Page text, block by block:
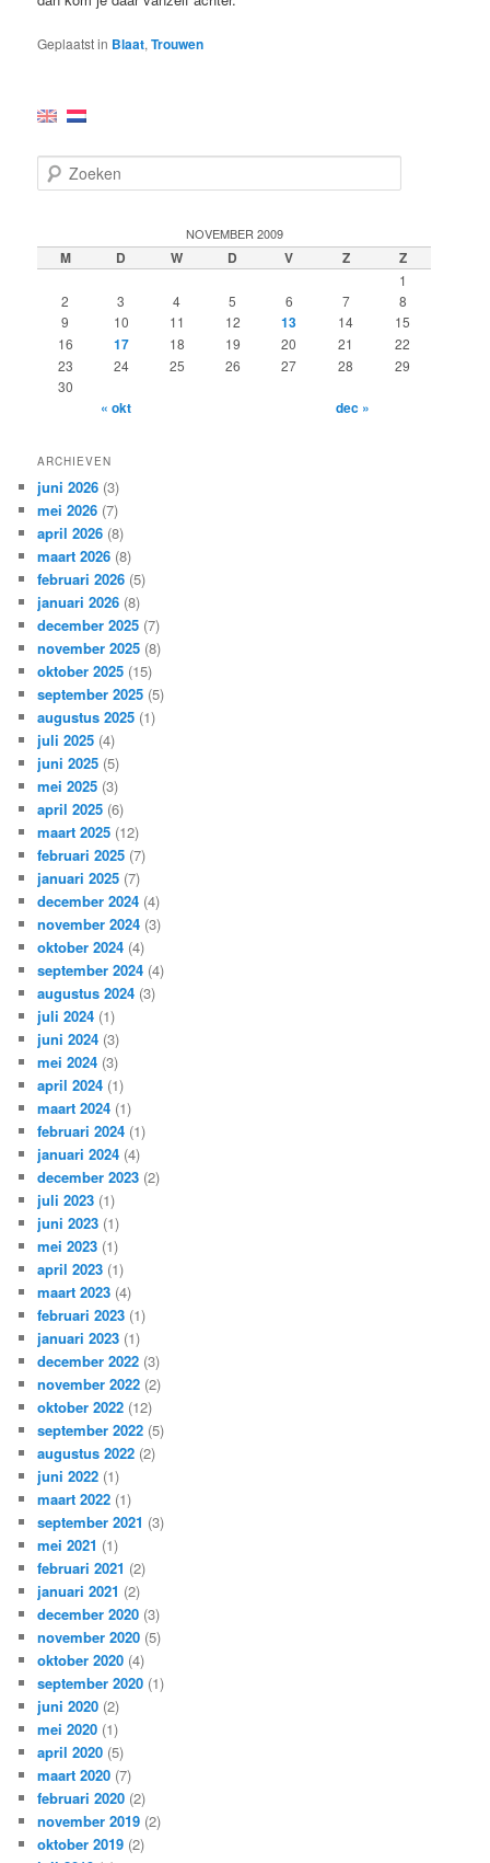
Geplaatst in Blaat,Trouwen
o
e
n
NOVEMBER 2009
M D W D V Z Z
1
2
3 4 5 6 7
8
9
10 11 12 13 14
15
16
17 18 19 20 21
22
23
24 25 26 27 28
29
30
« okt dec »
ARCHIEVEN
juni 2026 (3)
mei 2026 (7)
april 2026 (8)
maart 2026 (8)
februari 2026 (5)
januari 2026 (8)
december 2025 (7)
november 2025 (8)
oktober 2025 (15)
september 2025 (5)
augustus 2025 (1)
juli 2025 (4)
juni 2025 (5)
mei 2025 (3)
april 2025 (6)
maart 2025 (12)
februari 2025 (7)
januari 2025 (7)
december 2024 (4)
november 2024 (3)
oktober 2024 (4)
september 2024 (4)
augustus 2024 (3)
juli 2024 (1)
juni 2024 (3)
mei 2024 (3)
april 2024 (1)
maart 2024 (1)
februari 2024 (1)
januari 2024 (4)
december 2023 (2)
juli 2023 (1)
juni 2023 (1)
mei 2023 (1)
april 2023 (1)
maart 2023 (4)
februari 2023 (1)
januari 2023 (1)
december 2022 (3)
november 2022 (2)
oktober 2022 (12)
september 2022 (5)
augustus 2022 (2)
juni 2022 (1)
maart 2022 (1)
september 2021 (3)
mei 2021 (1)
februari 2021 (2)
januari 2021 (2)
december 2020 (3)
november 2020 (5)
oktober 2020 (4)
september 2020 (1)
juni 2020 (2)
mei 2020 (1)
april 2020 (5)
maart 2020 (7)
februari 2020 (2)
november 2019 (2)
oktober 2019 (2)